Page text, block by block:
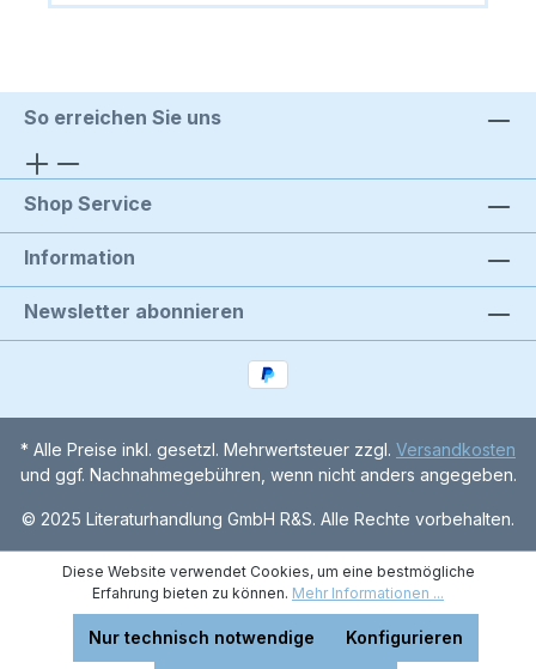
So erreichen Sie uns
Shop Service
Information
Newsletter abonnieren
* Alle Preise inkl. gesetzl. Mehrwertsteuer zzgl. Versandkosten
und ggf. Nachnahmegebühren, wenn nicht anders angegeben.
© 2025 Literaturhandlung GmbH R&S. Alle Rechte vorbehalten.
Diese Website verwendet Cookies, um eine bestmögliche
Erfahrung bieten zu können. Mehr Informationen ...
Nur technisch notwendige Konfigurieren